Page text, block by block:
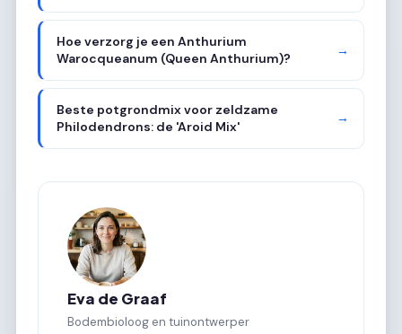
Hoe verzorg je een Anthurium
Warocqueanum (Queen Anthurium)?
→
Beste potgrondmix voor zeldzame
Philodendrons: de 'Aroid Mix'
→
Eva de Graaf
Bodembioloog en tuinontwerper